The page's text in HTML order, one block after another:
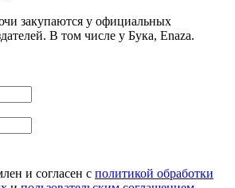
закупаются у официальных
В том числе у Бука, Enaza.
и согласен с политикой обработки